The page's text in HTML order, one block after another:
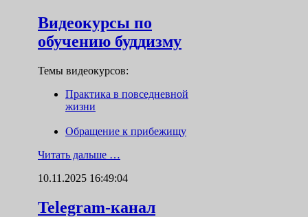
Видеокурсы по
обучению буддизму
Темы видеокурсов:
Практика в повседневной
жизни
Обращение к прибежищу
Читать дальше …
10.11.2025 16:49:04
Telegram-канал